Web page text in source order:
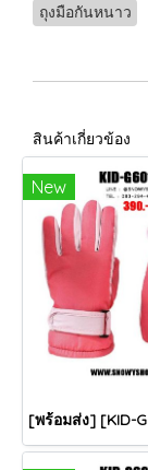
ถุงมือกันหนาว
สินค้าเกี่ยวข้อง
New